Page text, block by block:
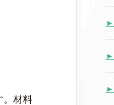
。材料
►
►
►